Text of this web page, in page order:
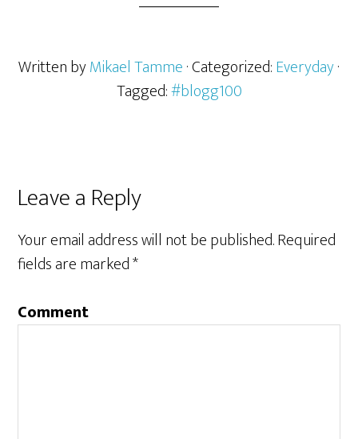
Written byMikael Tamme· Categorized:Everyday·
Tagged:#blogg100
Leave a Reply
Your email address will not be published.Required
fields are marked*
Comment